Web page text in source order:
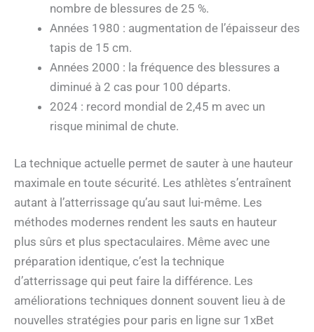
nombre de blessures de 25 %.
Années 1980 : augmentation de l’épaisseur des
tapis de 15 cm.
Années 2000 : la fréquence des blessures a
diminué à 2 cas pour 100 départs.
2024 : record mondial de 2,45 m avec un
risque minimal de chute.
La technique actuelle permet de sauter à une hauteur
maximale en toute sécurité. Les athlètes s’entraînent
autant à l’atterrissage qu’au saut lui-même. Les
méthodes modernes rendent les sauts en hauteur
plus sûrs et plus spectaculaires. Même avec une
préparation identique, c’est la technique
d’atterrissage qui peut faire la différence. Les
améliorations techniques donnent souvent lieu à de
nouvelles stratégies pour paris en ligne sur 1xBet